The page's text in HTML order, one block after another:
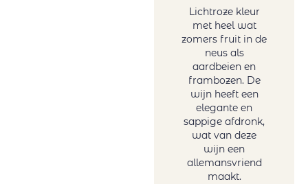
Lichtroze kleur
met heel wat
zomers fruit in de
neus als
aardbeien en
frambozen. De
wijn heeft een
elegante en
sappige afdronk,
wat van deze
wijn een
allemansvriend
maakt.